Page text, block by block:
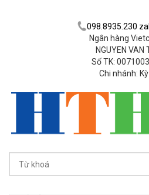
098.8935.230
Ngân hàng
NGUYEN VAN
Số TK:
Chi nhánh: